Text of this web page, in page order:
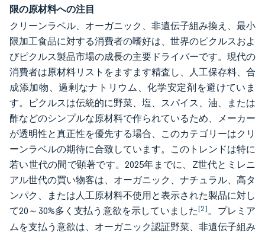
限の原材料への注目
クリーンラベル、オーガニック、非遺伝子組み換え、最小
限加工食品に対する消費者の嗜好は、世界のピクルスおよ
びピクルス製品市場の成長の主要ドライバーです。現代の
消費者は原材料リストをますます精査し、人工保存料、合
成添加物、過剰なナトリウム、化学安定剤を避けていま
す。ピクルスは伝統的に野菜、塩、スパイス、油、または
酢などのシンプルな原材料で作られているため、メーカー
が透明性と真正性を優先する場合、このカテゴリーはクリ
ーンラベルの期待に合致しています。このトレンドは特に
若い世代の間で顕著です。2025年までに、Z世代とミレニ
アル世代の買い物客は、オーガニック、ナチュラル、高タ
ンパク、または人工原材料不使用と表示された製品に対し
て20～30%多く支払う意欲を示していました[2]。プレミア
ムを支払う意欲は、オーガニック認証野菜、非遺伝子組み